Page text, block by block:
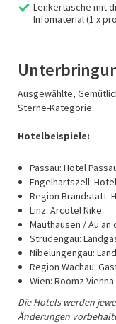
Lenkertasche mit
Infomaterial (1 x
Ausgewählte,
Sterne-Kategorie.
Hotelbeispiele:
Passau: Hotel
Engelhartszell:
Region Brandstatt:
Linz: Arcotel Nike
Mauthausen / Au
Strudengau:
Nibelungengau:
Region Wachau:
Wien: Roomz
Die Hotels werden
Änderungen